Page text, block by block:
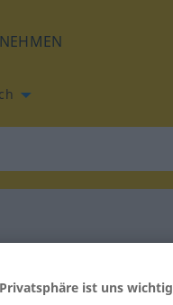
für "dyszel"
ist uns wichtig